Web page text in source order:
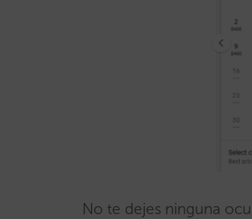
No te dejes ninguna